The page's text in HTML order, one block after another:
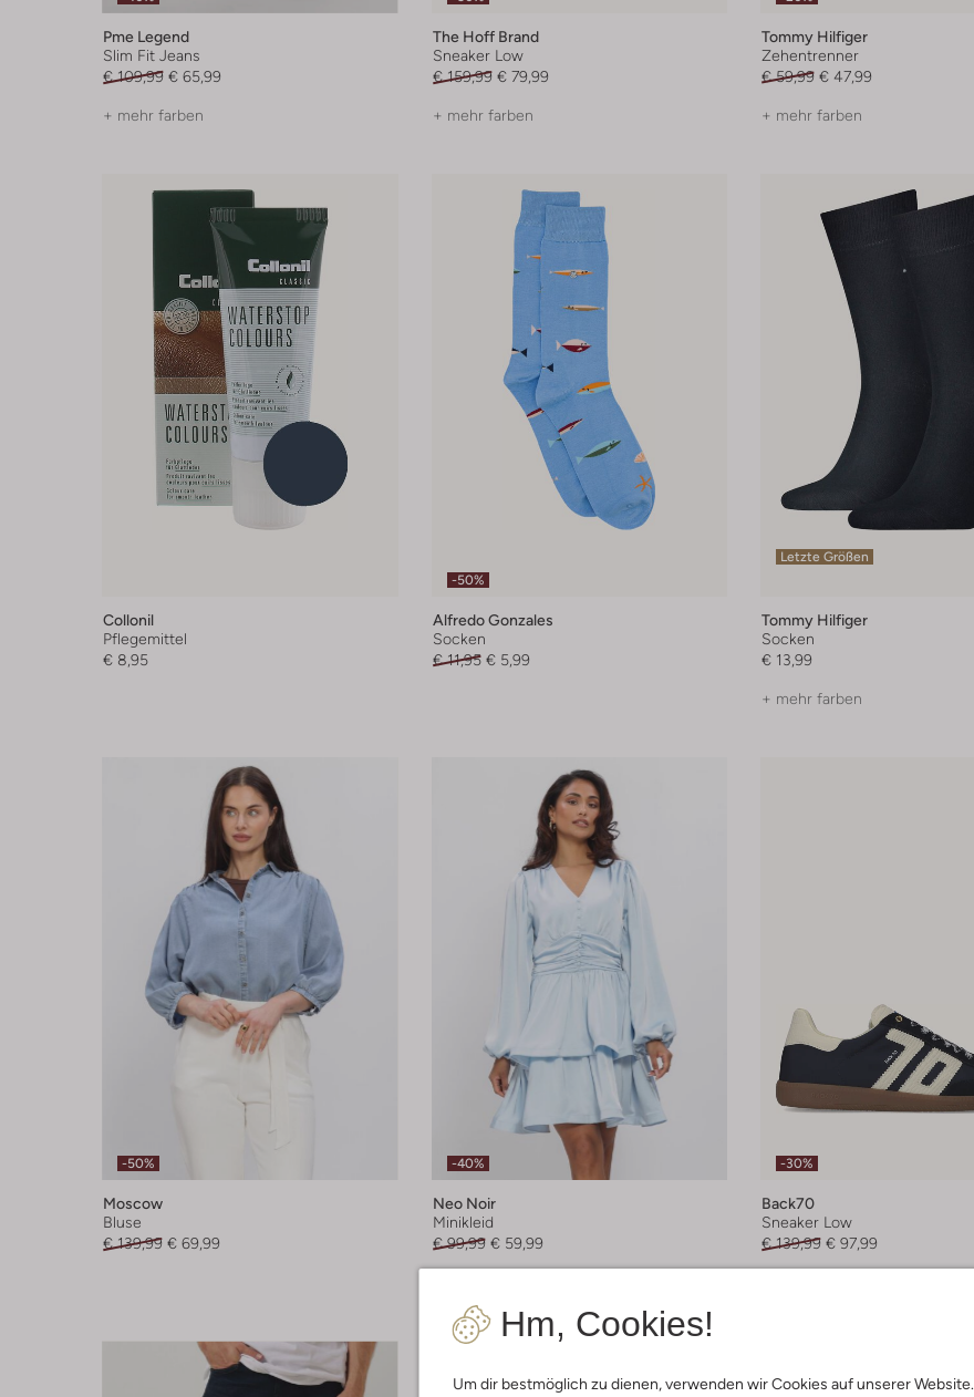
Hm, Cookies!
Um dir bestmöglich zu dienen, verwenden wir Cookies auf unserer Website.
Pme Legend
Slim Fit Jeans
€ 109,99 € 65,99
+ mehr farben
The Hoff Brand
Sneaker Low
€ 159,99 € 79,99
+ mehr farben
Tommy Hilfiger
Zehentrenner
€ 59,99 € 47,99
+ mehr farben
Collonil
Pflegemittel
€ 8,95
-50%
Alfredo Gonzales
Socken
€ 11,95 € 5,99
Letzte Größen
Tommy Hilfiger
Socken
€ 13,99
+ mehr farben
-50%
Moscow
Bluse
€ 139,99 € 69,99
-40%
Neo Noir
Minikleid
€ 99,99 € 59,99
-30%
Back70
Sneaker Low
€ 139,99 € 97,99